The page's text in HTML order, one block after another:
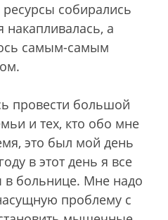
ресурсы собирались
а
самым-самым
провести большой
и тех, кто обо мне
это был мой день
в этот день я все
в больнице. Мне надо
проблему с